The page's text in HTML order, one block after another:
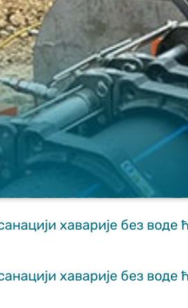
хаварије без
хаварије без